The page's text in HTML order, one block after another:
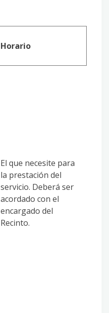
Horario
El que necesite para
la prestación del
servicio. Deberá ser
acordado con el
encargado del
Recinto.